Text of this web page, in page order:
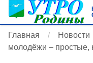
Главная Новости
молодёжи –